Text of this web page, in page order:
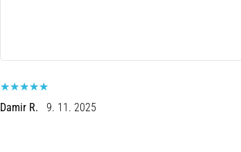
Damir R. 9. 11. 2025